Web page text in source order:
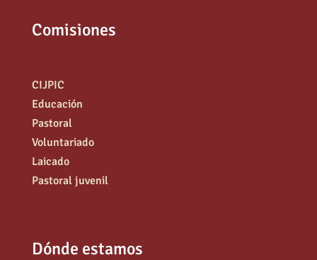
Comisiones
CIJPIC
Educación
Pastoral
Voluntariado
Laicado
Pastoral juvenil
Dónde estamos